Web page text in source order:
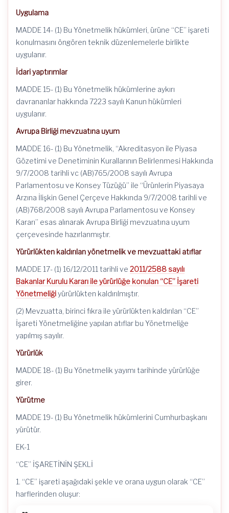
Uygulama
MADDE 14- (1) Bu Yönetmelik hükümleri, ürüne “CE” işareti
konulmasını öngören teknik düzenlemelerle birlikte
uygulanır.
İdari yaptırımlar
MADDE 15- (1) Bu Yönetmelik hükümlerine aykırı
davrananlar hakkında 7223 sayılı Kanun hükümleri
uygulanır.
Avrupa Birliği mevzuatına uyum
MADDE 16- (1) Bu Yönetmelik, “Akreditasyon ile Piyasa
Gözetimi ve Denetiminin Kurallarının Belirlenmesi Hakkında
9/7/2008 tarihli vc (AB)765/2008 sayılı Avrupa
Parlamentosu ve Konsey Tüzüğü” ile “Ürünlerin Piyasaya
Arzına İlişkin Genel Çerçeve Hakkında 9/7/2008 tarihli ve
(AB)768/2008 sayılı Avrupa Parlamentosu ve Konsey
Kararı” esas alınarak Avrupa Birliği mevzuatına uyum
çerçevesinde hazırlanmıştır.
Yürürlükten kaldırılan yönetmelik ve mevzuattaki atıflar
MADDE 17- (1) 16/12/2011 tarihli ve 2011/2588 sayılı
Bakanlar Kurulu Kararı ile yürürlüğe konulan “CE” İşareti
Yönetmeliğiyürürlükten kaldırılmıştır.
(2) Mevzuatta, birinci fıkra ile yürürlükten kaldırılan “CE”
İşareti Yönetmeliğine yapılan atıflar bu Yönetmeliğe
yapılmış sayılır.
Yürürlük
MADDE 18- (1) Bu Yönetmelik yayımı tarihinde yürürlüğe
girer.
Yürütme
MADDE 19- (1) Bu Yönetmelik hükümlerini Cumhurbaşkanı
yürütür.
EK-1
“CE” İŞARETİNİN ŞEKLİ
1. “CE” işareti aşağıdaki şekle ve orana uygun olarak “CE”
harflerinden oluşur: